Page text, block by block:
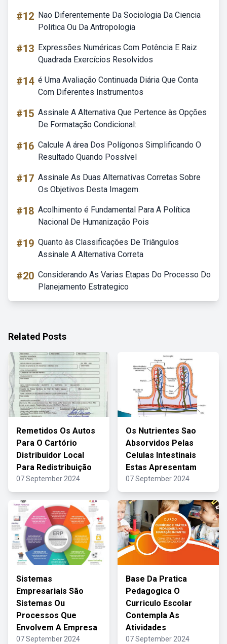
#12 Nao Diferentemente Da Sociologia Da Ciencia
Politica Ou Da Antropologia
#13 Expressões Numéricas Com Potência E Raiz
Quadrada Exercícios Resolvidos
#14 é Uma Avaliação Continuada Diária Que Conta
Com Diferentes Instrumentos
#15 Assinale A Alternativa Que Pertence às Opções
De Formatação Condicional:
#16 Calcule A área Dos Polígonos Simplificando O
Resultado Quando Possível
#17 Assinale As Duas Alternativas Corretas Sobre
Os Objetivos Desta Imagem.
#18 Acolhimento é Fundamental Para A Política
Nacional De Humanização Pois
#19 Quanto às Classificações De Triângulos
Assinale A Alternativa Correta
#20 Considerando As Varias Etapas Do Processo Do
Planejamento Estrategico
Related Posts
Remetidos Os Autos
Para O Cartório
Distribuidor Local
Para Redistribuição
07 September 2024
Os Nutrientes Sao
Absorvidos Pelas
Celulas Intestinais
Estas Apresentam
07 September 2024
Sistemas
Empresariais São
Sistemas Ou
Processos Que
Envolvem A Empresa
07 September 2024
Base Da Pratica
Pedagogica O
Curriculo Escolar
Contempla As
Atividades
07 September 2024